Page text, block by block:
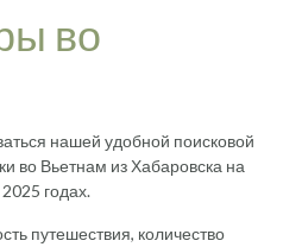
во
нашей удобной поисковой
во Вьетнам из Хабаровска на
годах.
путешествия, количество